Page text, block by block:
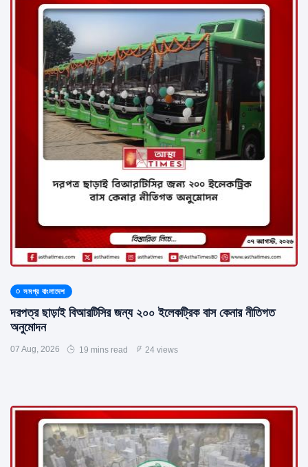
সমগ্র বাংলাদেশ
দরপত্র ছাড়াই বিআরটিসির জন্য ২০০ ইলেকট্রিক বাস কেনার নীতিগত
অনুমোদন
07 Aug, 2026 19 mins read 24 views